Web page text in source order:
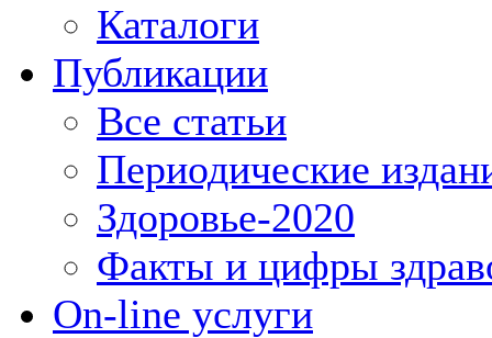
Каталоги
Публикации
Все статьи
Периодические
Здоровье-2020
Факты и цифры
On-line услуги